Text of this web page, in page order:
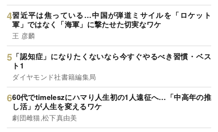
習近平は焦っている…中国が弾道ミサイルを「ロケット
軍」ではなく「海軍」に撃たせた切実なワケ
王 彦麟
「認知症」になりたくないなら今すぐやるべき習慣・ベス
ト1
ダイヤモンド社書籍編集局
60代でtimeleszにハマり人生初の1人遠征へ…「中高年の推
し活」が人生を変えるワケ
劇団雌猫,松下真由美